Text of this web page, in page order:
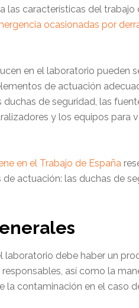
las características del trabajo
ocasionadas por
en el laboratorio pueden
de actuación
de seguridad, las
y los equipos para
en el Trabajo de España
actuación: las duchas de
laboratorio debe haber un
así como la
la contaminación en el caso